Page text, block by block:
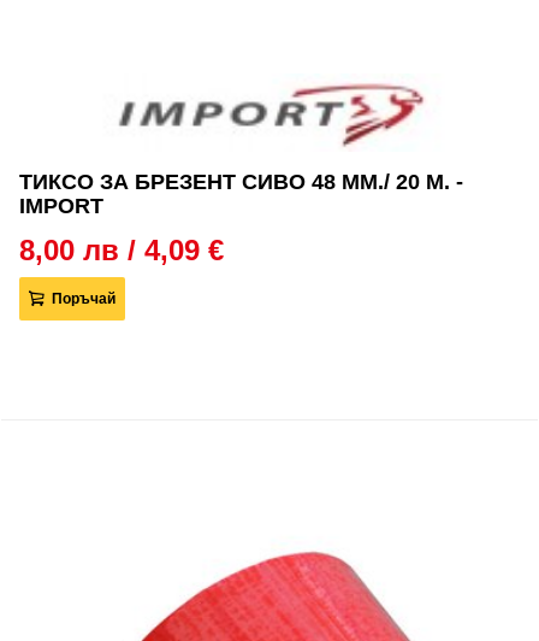
ТИКСО ЗА БРЕЗЕНТ СИВО 48 ММ./ 20 М. -
IMPORT
8,00 лв / 4,09 €
Поръчай